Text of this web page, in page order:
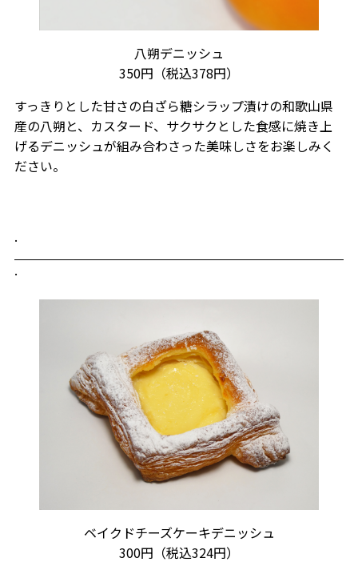
八朔デニッシュ
350円（税込378円）
すっきりとした甘さの白ざら糖シラップ漬けの和歌山県
産の八朔と、カスタード、サクサクとした食感に焼き上
げるデニッシュが組み合わさった美味しさをお楽しみく
ださい。
.
.
ベイクドチーズケーキデニッシュ
300円（税込324円）